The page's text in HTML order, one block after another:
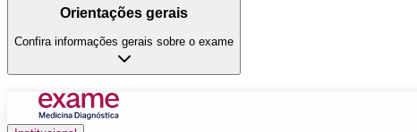
Orientações gerais
Confira informações gerais sobre o exame